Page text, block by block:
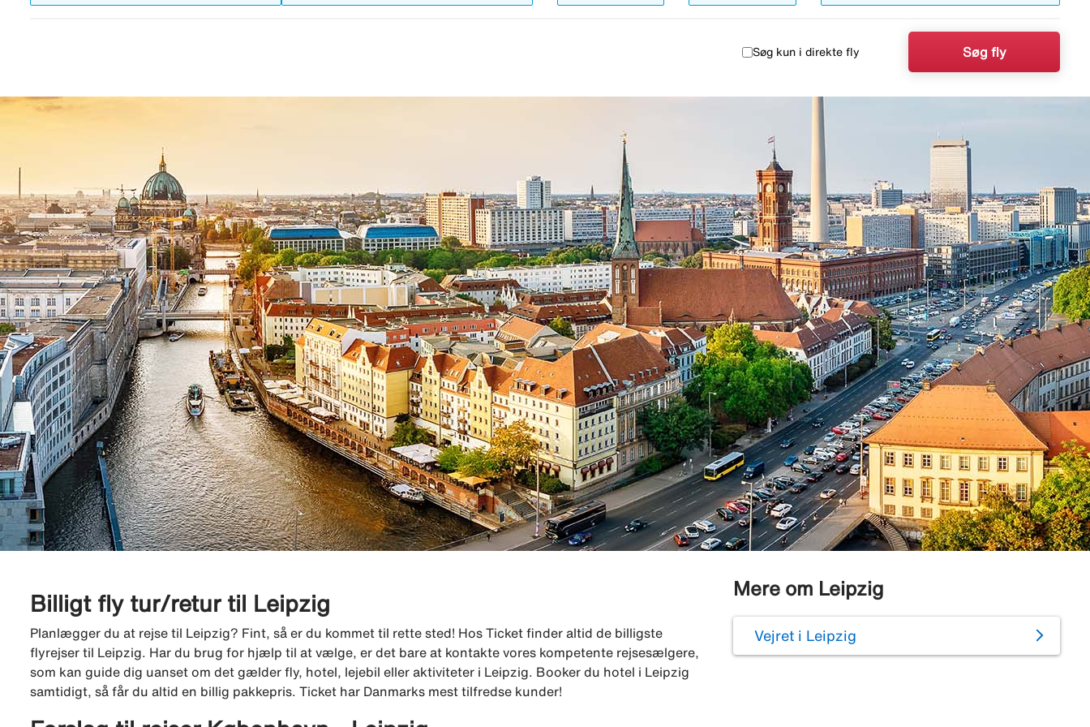
Søg kun i direkte fly Søg fly
Billigt fly tur/retur til Leipzig
Planlægger du at rejse til Leipzig? Fint, så er du kommet til rette sted! Hos Ticket finder altid de billigste
flyrejser til Leipzig. Har du brug for hjælp til at vælge, er det bare at kontakte vores kompetente rejsesælgere,
som kan guide dig uanset om det gælder fly, hotel, lejebil eller aktiviteter i Leipzig. Booker du hotel i Leipzig
samtidigt, så får du altid en billig pakkepris. Ticket har Danmarks mest tilfredse kunder!
Mere om Leipzig
Vejret i Leipzig